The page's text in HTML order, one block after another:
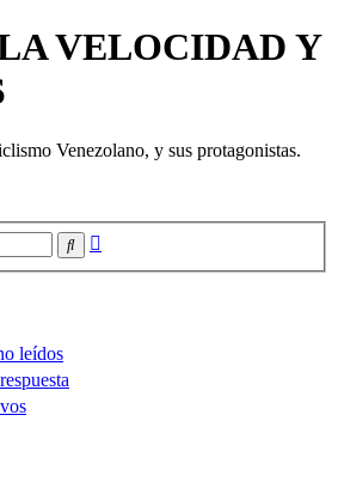
VELOCIDAD Y
Venezolano, y sus protagonistas.
Buscar
leídos